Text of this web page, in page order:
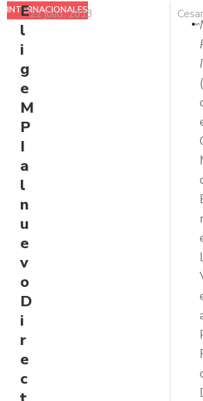
INTERNACIONALES
E
l
i
g
e
M
P
I
a
l
n
u
e
v
o
D
i
r
e
c
22 julio, 2013 Cesar